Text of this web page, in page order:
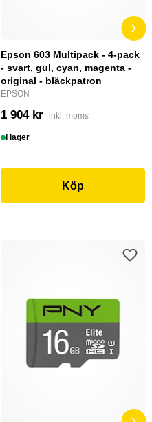
Epson 603 Multipack - 4-pack
- svart, gul, cyan, magenta -
original - bläckpatron
EPSON
1 904 kr inkl. moms
I lager
Köp